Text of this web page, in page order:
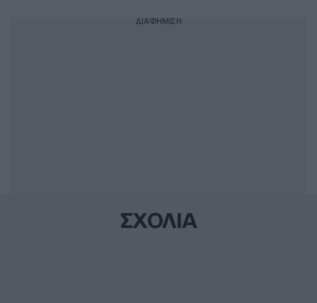
ΔΙΑΦΗΜΙΣΗ
ΣΧΟΛΙΑ